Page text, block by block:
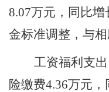
8.07万元，同比增
金标准调整，与
工资福利支出
险缴费4.36万元，